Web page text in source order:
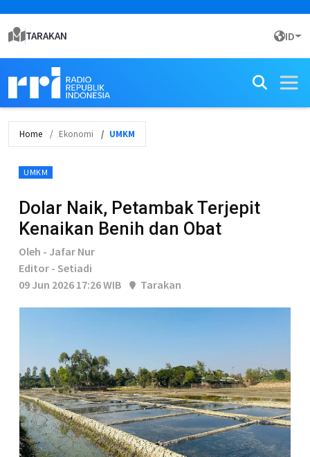
TARAKAN ID
Home Ekonomi UMKM
UMKM
Dolar Naik, Petambak Terjepit
Kenaikan Benih dan Obat
Oleh - Jafar Nur
Editor - Setiadi
09 Jun 2026 17:26 WIB
Tarakan